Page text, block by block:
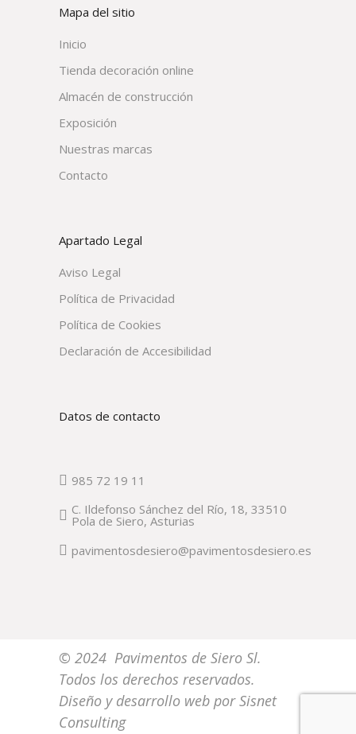
Mapa del sitio
Inicio
Tienda decoración online
Almacén de construcción
Exposición
Nuestras marcas
Contacto
Apartado Legal
Aviso Legal
Política de Privacidad
Política de Cookies
Declaración de Accesibilidad
Datos de contacto
985 72 19 11
C. Ildefonso Sánchez del Río, 18, 33510
Pola de Siero, Asturias
pavimentosdesiero@pavimentosdesiero.es
© 2024 Pavimentos de Siero Sl.
Todos los derechos reservados.
Diseño y desarrollo web porSisnet
Consulting